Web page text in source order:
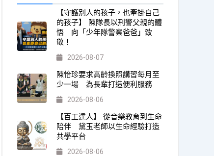
【守護別人的孩子，也牽掛自己
的孩子】 陳隊長以刑警父親的體
悟 向「少年隊警察爸爸」致
敬！
2026-08-07
陳怡珍要求高齡換照講習每月至
少一場 為長輩打造便利服務
2026-08-06
【百工達人】 從音樂教育到生命
陪伴 黛玉老師以生命經驗打造
共學平台
2026-08-06